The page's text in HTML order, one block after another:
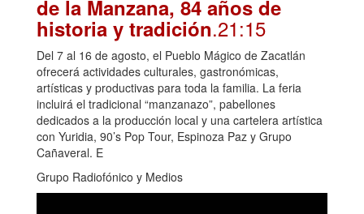
de la Manzana, 84 años de
historia y tradición.21:15
Del 7 al 16 de agosto, el Pueblo Mágico de Zacatlán
ofrecerá actividades culturales, gastronómicas,
artísticas y productivas para toda la familia. La feria
incluirá el tradicional “manzanazo”, pabellones
dedicados a la producción local y una cartelera artística
con Yuridia, 90’s Pop Tour, Espinoza Paz y Grupo
Cañaveral. E
Grupo Radiofónico y Medios